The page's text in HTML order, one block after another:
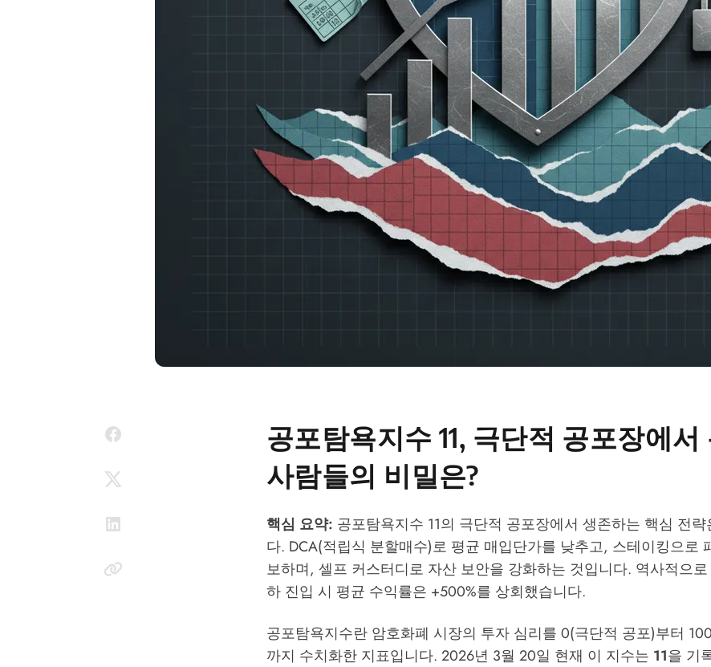
공포탐욕지수 11, 극단적 공포장에서
사람들의 비밀은?
핵심 요약: 공포탐욕지수 11의 극단적 공포장에서 생존하는 핵심 전
다. DCA(적립식 분할매수)로 평균 매입단가를 낮추고, 스테이킹으로
보하며, 셀프 커스터디로 자산 보안을 강화하는 것입니다. 역사적으
하 진입 시 평균 수익률은 +500%를 상회했습니다.
공포탐욕지수란 암호화폐 시장의 투자 심리를 0(극단적 공포)부터
까지 수치화한 지표입니다. 2026년 3월 20일 현재 이 지수는 11을 기